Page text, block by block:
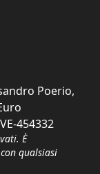
Poerio,
454332
È
qualsiasi